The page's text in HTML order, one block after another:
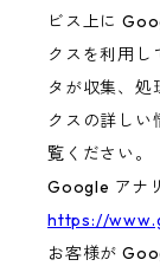
ビス上に
クスを利用
タが収集、
クスの詳しい
覧ください。
Google アナ
https://
お客様が